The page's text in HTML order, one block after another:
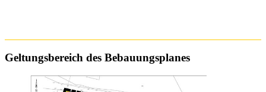
Geltungsbereich des Bebauungsplanes